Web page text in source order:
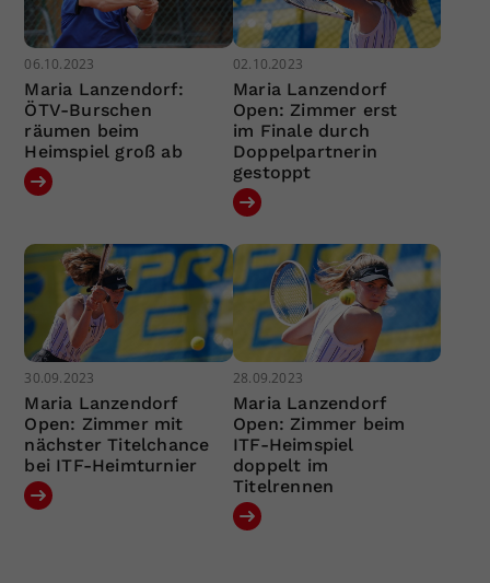
06.10.2023
Maria Lanzendorf:
ÖTV-Burschen
räumen beim
Heimspiel groß ab
02.10.2023
Maria Lanzendorf
Open: Zimmer erst
im Finale durch
Doppelpartnerin
gestoppt
30.09.2023
Maria Lanzendorf
Open: Zimmer mit
nächster Titelchance
bei ITF-Heimturnier
28.09.2023
Maria Lanzendorf
Open: Zimmer beim
ITF-Heimspiel
doppelt im
Titelrennen